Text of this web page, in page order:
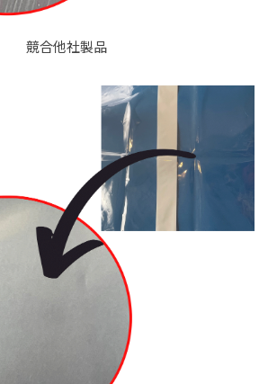
競合他社製品